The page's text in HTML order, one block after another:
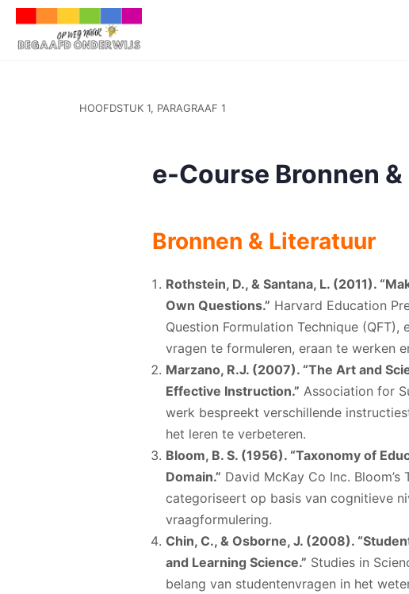
HOOFDSTUK 1, PARAGRAAF 1
e-Course Bronnen
Bronnen & Literatuur
Rothstein, D., & Santana, L. (2011).
Own Questions.” Harvard Education
Question Formulation Technique
vragen te formuleren, eraan te werken
Marzano, R.J. (2007). “The Art and
Effective Instruction.” Association for
werk bespreekt verschillende
het leren te verbeteren.
Bloom, B. S. (1956). “Taxonomy of
Domain.” David McKay Co Inc.
categoriseert op basis van cognitieve
vraagformulering.
Chin, C., & Osborne, J. (2008).
and Learning Science.” Studies in
belang van studentenvragen in het